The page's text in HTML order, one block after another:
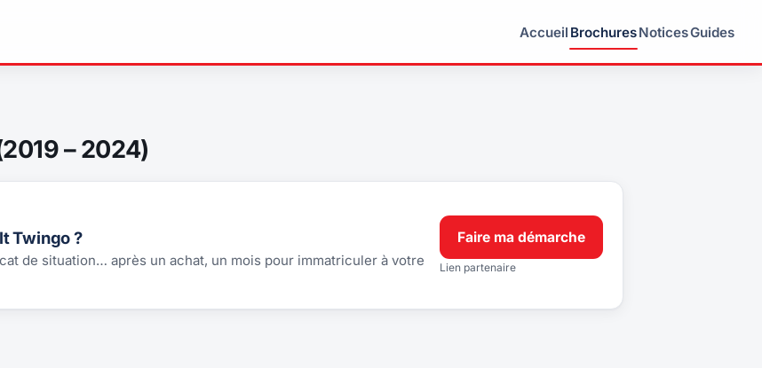
Accueil BrochuresNoticesGuides
– 2024)
Twingo ?
de situation… après un achat, un mois pour immatriculer à votre
Faire ma démarche
Lien partenaire